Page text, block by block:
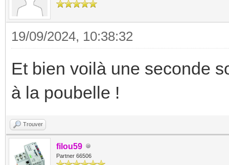
19/09/2024, 10:38:32
Et bien voilà une seconde
à la poubelle !
Trouver
filou59
Partner 66506